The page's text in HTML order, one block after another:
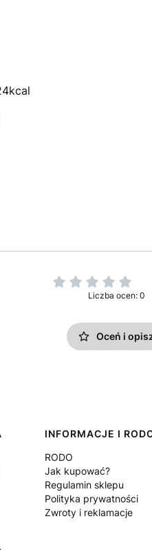
Liczba ocen: 0
Oceń i
INFORMACJE I
RODO
Jak kupować?
Regulamin sklepu
Polityka prywatności
Zwroty i reklamacje